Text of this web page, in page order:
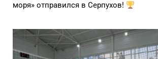
моря» отправился в Серпухов!